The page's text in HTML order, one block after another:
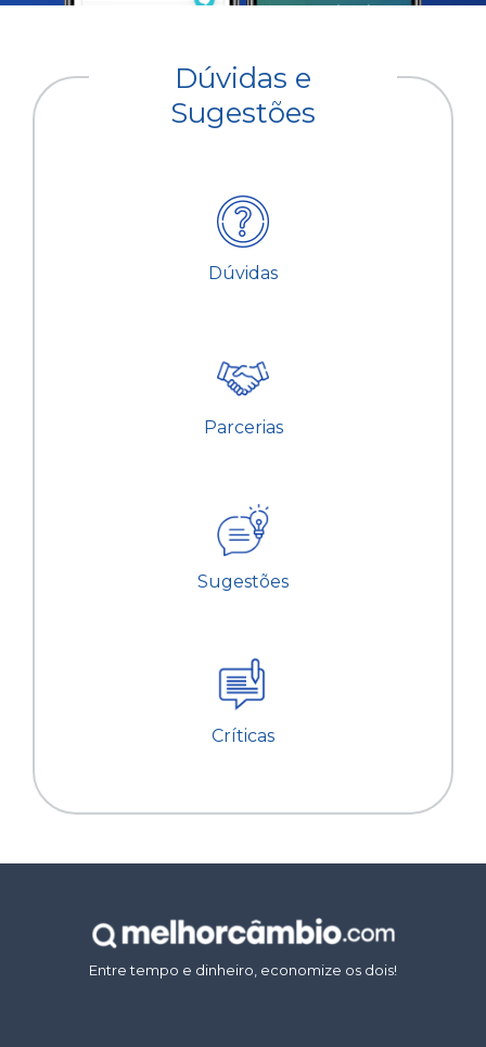
Dúvidas e
Sugestões
Dúvidas
Parcerias
Sugestões
Críticas
Entre tempo e dinheiro, economize os dois!